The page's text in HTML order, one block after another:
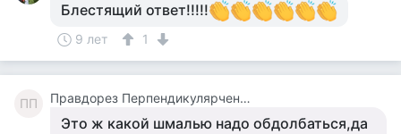
Блестящий ответ!!!!!
9 лет 1
ПП Правдорез Перпендикулярченко
Это ж какой шмалью надо обдолбаться,да